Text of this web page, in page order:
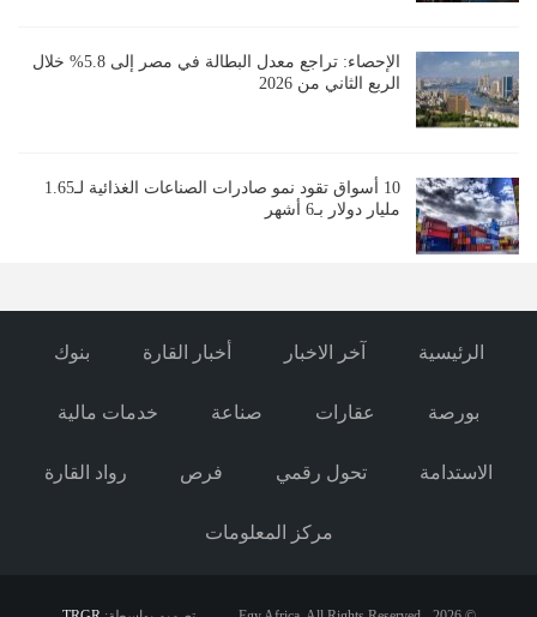
الإحصاء: تراجع معدل البطالة في مصر إلى 5.8% خلال
الربع الثاني من 2026
10 أسواق تقود نمو صادرات الصناعات الغذائية لـ1.65
مليار دولار بـ6 أشهر
الرئيسية آخر الاخبار أخبار القارة بنوك
بورصة عقارات صناعة خدمات مالية
الاستدامة تحول رقمي فرص رواد القارة
مركز المعلومات